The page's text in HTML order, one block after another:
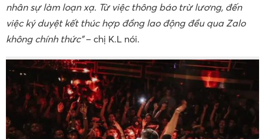
nhân sự làm loạn xạ. Từ việc thông báo trừ lương, đến
việc ký duyệt kết thúc hợp đồng lao động đều qua Zalo
không chính thức”– chị K.L nói.